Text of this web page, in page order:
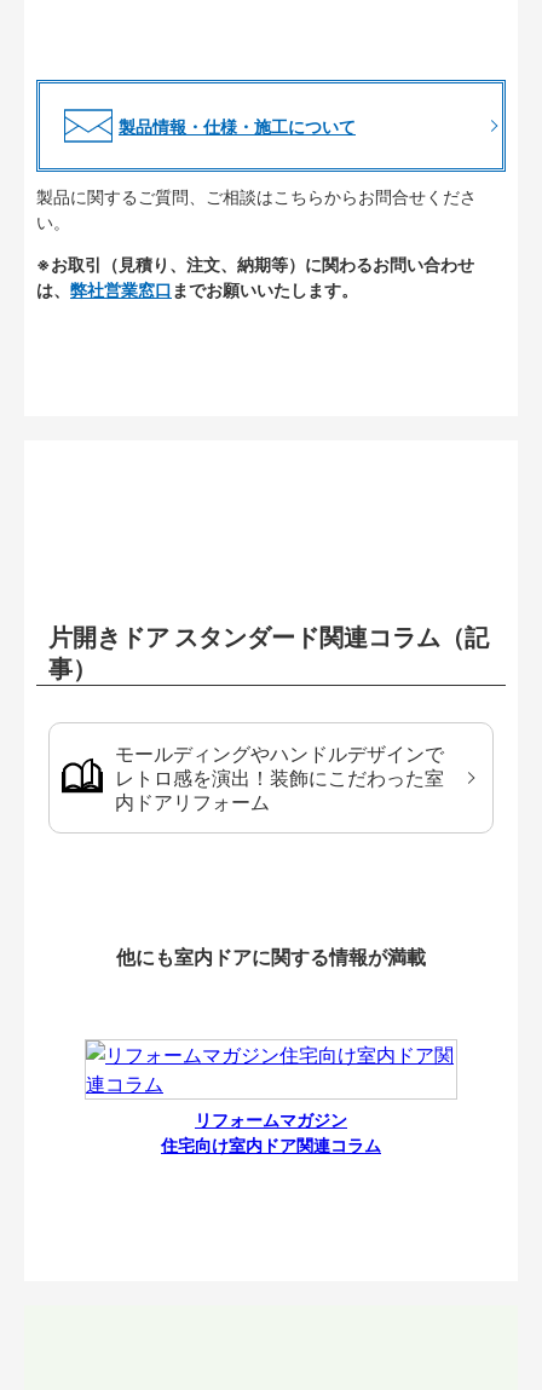
製品情報・仕様・施工について
製品に関するご質問、ご相談はこちらからお問合せくださ
い。
※お取引（見積り、注文、納期等）に関わるお問い合わせ
は、 弊社営業窓口 までお願いいたします。
片開きドア スタンダード関連コラム（記
事）
モールディングやハンドルデザインで
レトロ感を演出！装飾にこだわった室
内ドアリフォーム
他にも室内ドアに関する情報が満載
リフォームマガジン
住宅向け室内ドア関連コラム